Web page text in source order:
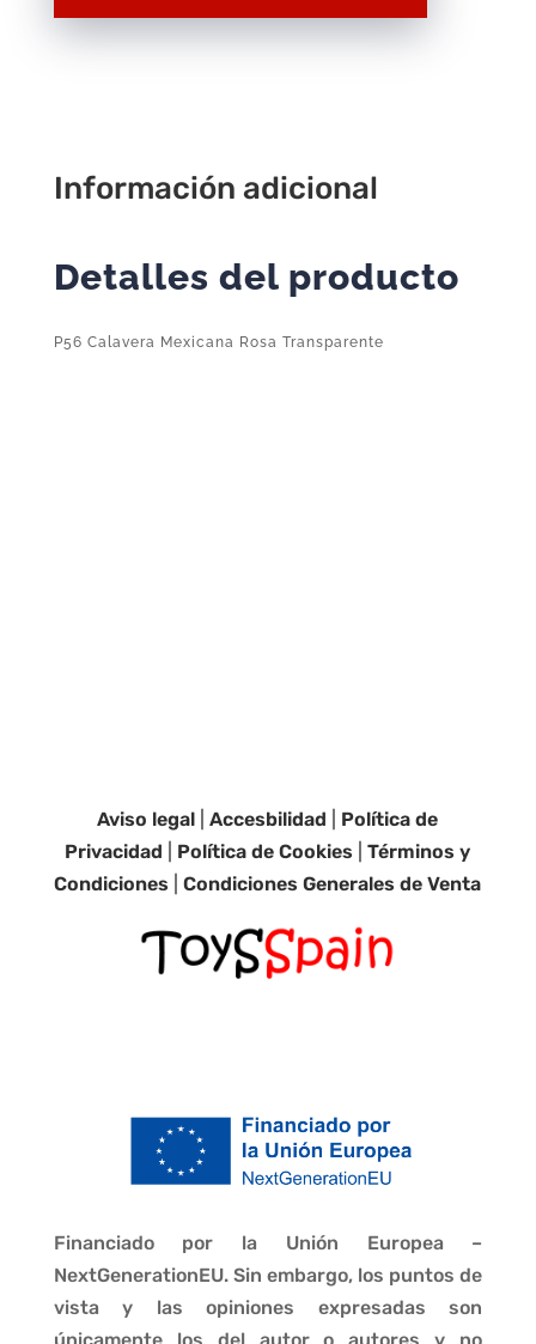
Transparente
Información adicional
Detalles del producto
P56 Calavera Mexicana Rosa Transparente
Aviso legal |Accesbilidad
Política de
Privacidad
Política de Cookies |Términos y
Condiciones |Condiciones Generales de Venta
Financiado por la Unión Europea –
NextGenerationEU. Sin embargo, los puntos de
vista y las opiniones expresadas son
únicamente los del autor o autores y no